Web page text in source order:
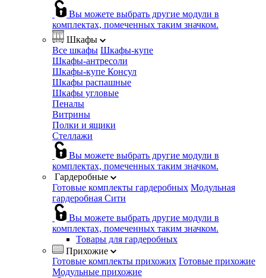
Вы можете выбрать другие модули в
комплектах, помеченных таким значком.
Шкафы
Все шкафы Шкафы-купе
Шкафы-антресоли
Шкафы-купе Консул
Шкафы распашные
Шкафы угловые
Пеналы
Витрины
Полки и ящики
Стеллажи
Вы можете выбрать другие модули в
комплектах, помеченных таким значком.
Гардеробные
Готовые комплекты гардеробных Модульная
гардеробная Сити
Вы можете выбрать другие модули в
комплектах, помеченных таким значком.
Товары для гардеробных
Прихожие
Готовые комплекты прихожих Готовые прихожие
Модульные прихожие